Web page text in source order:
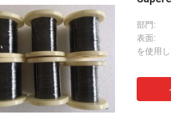
部門:
表面:
を使用